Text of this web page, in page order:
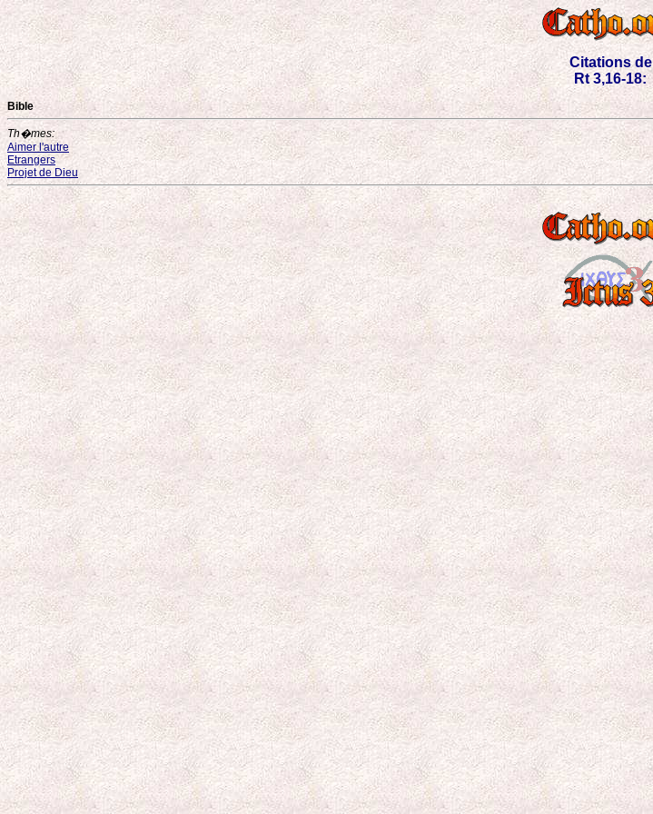
Citations de
Rt 3,16-18:
Bible
Th�mes:
Aimer l'autre
Etrangers
Projet de Dieu